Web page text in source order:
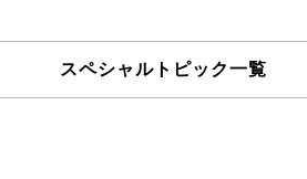
スペシャルトピック一覧